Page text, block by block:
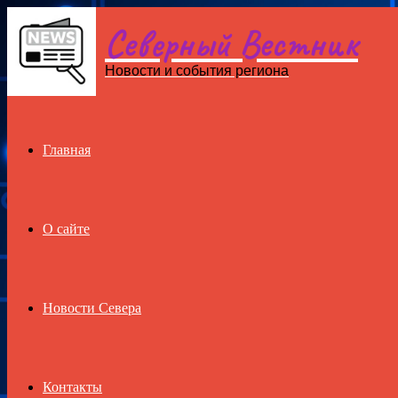
Menu Северный Вестник
Новости и события региона
Главная
О сайте
Новости Севера
Контакты